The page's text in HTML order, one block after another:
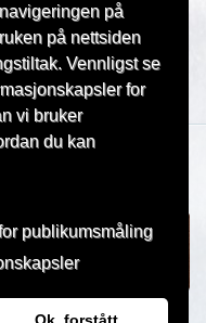
Skisenter
på
på nettsiden
Vennligst se
for
vi bruker
du kan
publikumsmåling